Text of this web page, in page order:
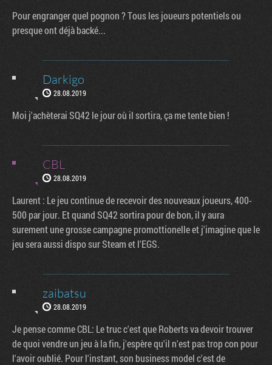
Pour engranger quel pognon ? Tous les joueurs potentiels ou
presque ont déjà backé...
Darkigo
28.08.2019
Moi j'achèterai SQ42 le jour où il sortira, ça me tente bien !
CBL
28.08.2019
Laurent : Le jeu continue de recevoir des nouveaux joueurs, 400-
500 par jour. Et quand SQ42 sortira pour de bon, il y aura
surement une grosse campagne promottionelle et j'imagine que le
jeu sera aussi dispo sur Steam et l'EGS.
zaibatsu
28.08.2019
Je pense comme CBL: Le truc c'est que Roberts va devoir trouver
de quoi vendre un jeu à la fin, j'espère qu'il n'est pas trop con pour
l'avoir oublié. Pour l'instant, son business model c'est de